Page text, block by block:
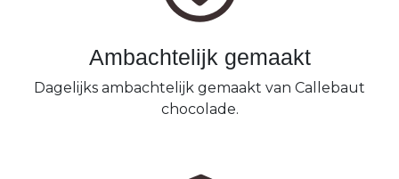
Ambachtelijk gemaakt
Dagelijks ambachtelijk gemaakt van Callebaut
chocolade.